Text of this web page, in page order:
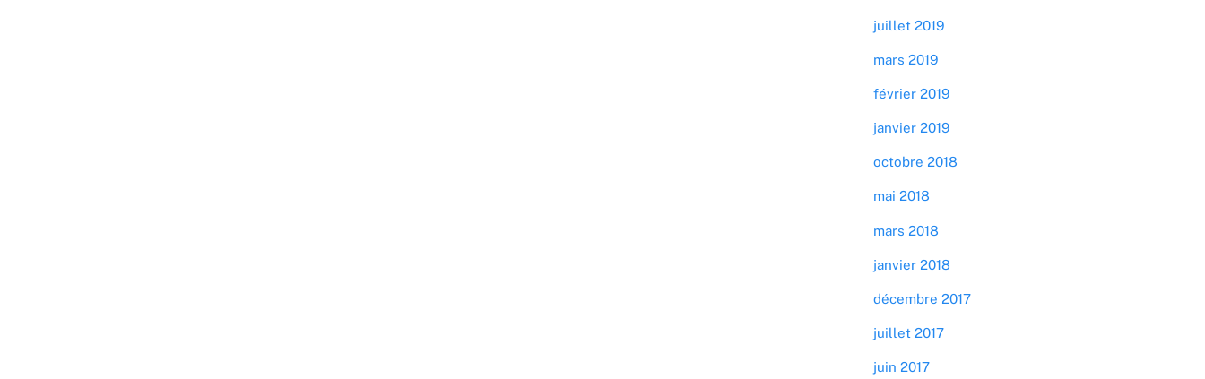
juillet 2019
mars 2019
février 2019
janvier 2019
octobre 2018
mai 2018
mars 2018
janvier 2018
décembre 2017
juillet 2017
juin 2017